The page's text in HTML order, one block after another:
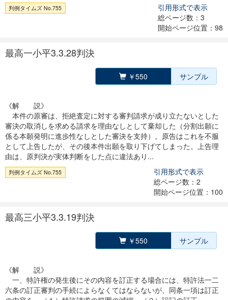
判例タイムズ No.755
引用形式で表示
総ページ数：3
開始ページ位置：98
最高一小平3.3.28判決
￥550 サンプル
《解 説》
本件の原審は、拒絶査定に対する審判請求が成り立たないとした
審決の取消しを求める請求を理由なしとして棄却した（分割出願に
係る本願発明に進歩性なしとした審決を支持）。原告はこれを不服
として上告したが、その後本件出願を取り下げてしまった。上告理
由は、原判決が実体判断をした点に違法あり...
判例タイムズ No.755
引用形式で表示
総ページ数：2
開始ページ位置：100
最高三小平3.3.19判決
￥550 サンプル
《解 説》
一、特許権の発生後にその内容を訂正する場合には、特許法一二
六条の訂正審判の手続によらなくてはならないが、同条一項は訂正